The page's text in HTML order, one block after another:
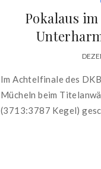
Pokalaus
Im Achtelfinale des
Mücheln beim
(3713:3787 Kegel)